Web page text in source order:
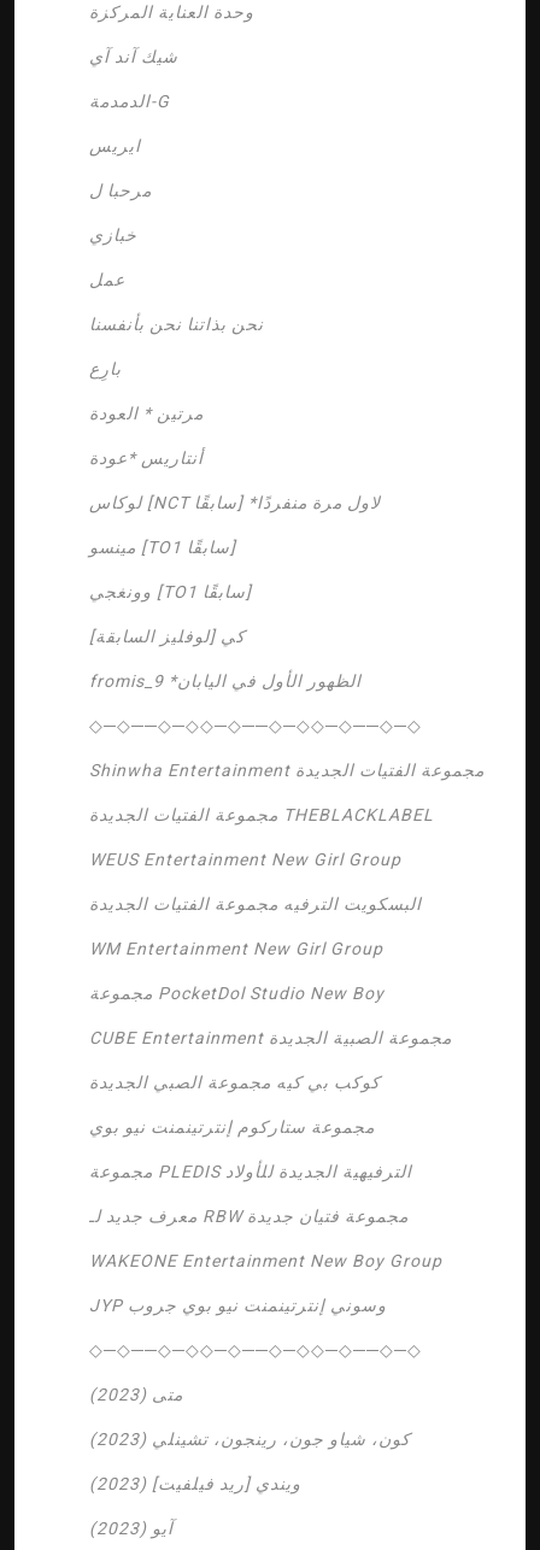
وحدة العناية المركزة
شيك آند آي
الدمدمة-G
ايريس
مرحبا ل
خبازي
عمل
نحن بذاتنا نحن بأنفسنا
بارِع
مرتين * العودة
أنتاريس *عودة
لوكاس [NCT سابقًا] *لاول مرة منفردًا
مينسو [TO1 سابقًا]
وونغجي [TO1 سابقًا]
كي [لوفليز السابقة]
fromis_9 *الظهور الأول في اليابان
◇─◇──◇─◇◇─◇──◇─◇◇─◇──◇─◇
Shinwha Entertainment مجموعة الفتيات الجديدة
مجموعة الفتيات الجديدة THEBLACKLABEL
WEUS Entertainment New Girl Group
البسكويت الترفيه مجموعة الفتيات الجديدة
WM Entertainment New Girl Group
مجموعة PocketDol Studio New Boy
CUBE Entertainment مجموعة الصبية الجديدة
كوكب بي كيه مجموعة الصبي الجديدة
مجموعة ستاركوم إنترتينمنت نيو بوي
مجموعة PLEDIS الترفيهية الجديدة للأولاد
معرف جديد لـ RBW مجموعة فتيان جديدة
WAKEONE Entertainment New Boy Group
JYP وسوني إنترتينمنت نيو بوي جروب
◇─◇──◇─◇◇─◇──◇─◇◇─◇──◇─◇
متى (2023)
كون، شياو جون، رينجون، تشينلي (2023)
ويندي [ريد فيلفيت] (2023)
آيو (2023)